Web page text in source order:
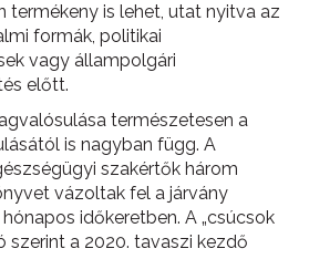
termékeny is lehet, utat nyitva az
formák, politikai
vagy állampolgári
előtt.
természetesen a
is nagyban függ. A
szakértők három
vázoltak fel a járvány
időkeretben. A „csúcsok
szerint a 2020. tavaszi kezdő